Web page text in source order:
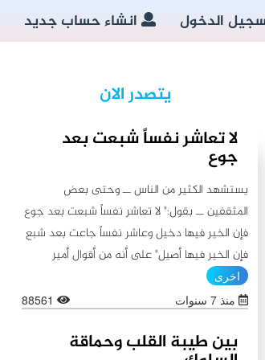
الدخول انشاء حساب جديد
يتصدر الان
لا تعاشر نفساً شبعت بعد
جوع
يستشهد الكثير من الناس ــ وحتى بعض
المثقفين ــ بقول:" لا تعاشر نفساً شبعت بعد جوع
فإن الخير فيها دخيل وعاشر نفساً جاعت بعد شبع
فإن الخير فيها أصيل" على أنه من أقوال أمير
المؤمنين علي (عليه السلام)، كما يستشهدون أيضاً
بقولٍ آخر ينسبونه إليه (عليه السلام) لا يبعد عن
شبعت ثم جاعت لأن الخير فيها باق، ولا تطلبوا
اخرى
منذ 7 سنوات
88561
بين طيبة القلب وحماقة